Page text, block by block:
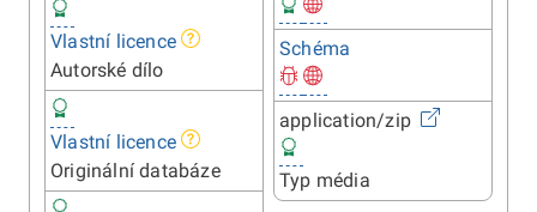
Vlastní licence
Autorské dílo
Vlastní licence
Originální databáze
Schéma
application/zip
Typ média